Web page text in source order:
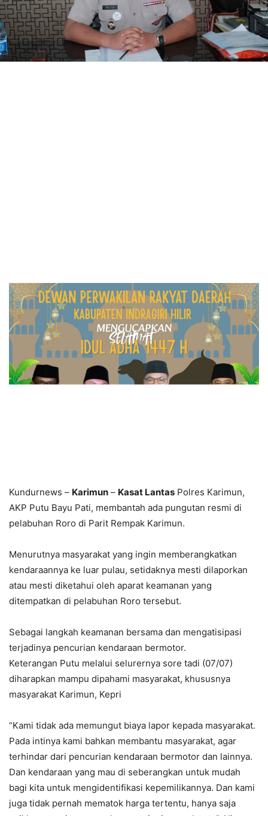
Kundurnews – Karimun – Kasat Lantas Polres Karimun,
AKP Putu Bayu Pati, membantah ada pungutan resmi di
pelabuhan Roro di Parit Rempak Karimun.
Menurutnya masyarakat yang ingin memberangkatkan
kendaraannya ke luar pulau, setidaknya mesti dilaporkan
atau mesti diketahui oleh aparat keamanan yang
ditempatkan di pelabuhan Roro tersebut.
Sebagai langkah keamanan bersama dan mengatisipasi
terjadinya pencurian kendaraan bermotor.
Keterangan Putu melalui selurernya sore tadi (07/07)
diharapkan mampu dipahami masyarakat, khususnya
masyarakat Karimun, Kepri
“Kami tidak ada memungut biaya lapor kepada masyarakat.
Pada intinya kami bahkan membantu masyarakat, agar
terhindar dari pencurian kendaraan bermotor dan lainnya.
Dan kendaraan yang mau di seberangkan untuk mudah
bagi kita untuk mengidentifikasi kepemilikannya. Dan kami
juga tidak pernah mematok harga tertentu, hanya saja